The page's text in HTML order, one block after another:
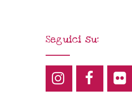
Seguici su: